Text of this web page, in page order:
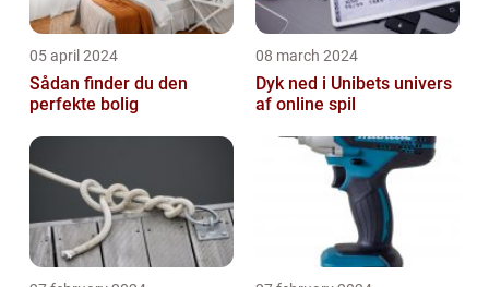
05 april 2024
Sådan finder du den
perfekte bolig
08 march 2024
Dyk ned i Unibets univers
af online spil